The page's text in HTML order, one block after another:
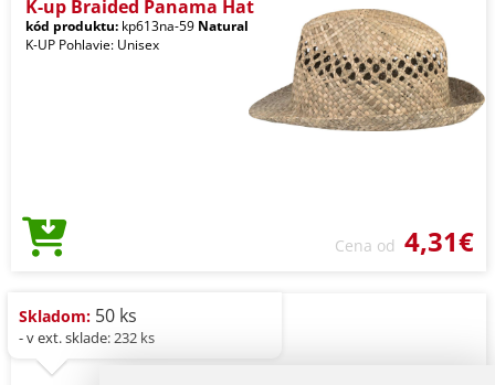
K-up Braided Panama Hat
kód produktu: kp613na-59 Natural
K-UP Pohlavie: Unisex
Cena od 4,31€
Skladom: 50 ks
- v ext. sklade: 232 ks